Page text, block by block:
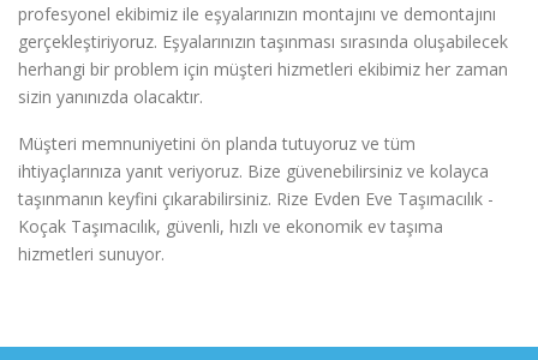
profesyonel ekibimiz ile eşyalarınızın montajını ve demontajını
gerçekleştiriyoruz. Eşyalarınızın taşınması sırasında oluşabilecek
herhangi bir problem için müşteri hizmetleri ekibimiz her zaman
sizin yanınızda olacaktır.
Müşteri memnuniyetini ön planda tutuyoruz ve tüm
ihtiyaçlarınıza yanıt veriyoruz. Bize güvenebilirsiniz ve kolayca
taşınmanın keyfini çıkarabilirsiniz. Rize Evden Eve Taşımacılık -
Koçak Taşımacılık, güvenli, hızlı ve ekonomik ev taşıma
hizmetleri sunuyor.